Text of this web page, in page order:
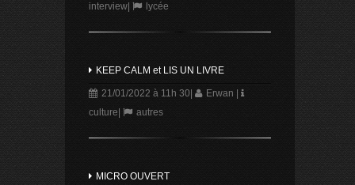
interview| lycée
KEEP CALM et LIS UN LIVRE
21/01/2022 à 11h 30 Erwan
culture
autres
MICRO OUVERT